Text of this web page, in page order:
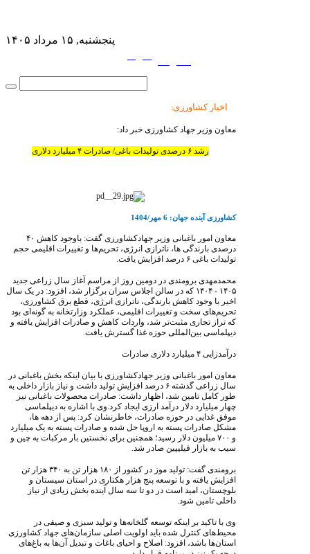
پنجشنبه, ۱۵ مرداد ۱۴۰۵
اخبار کشاورزی:
معاون وزیر جهاد کشاورزی خبر داد:
رشد ۶ درصدی تولیدات باغی/ صادرات ۴ میلیارد دلاری
کشاورزی آینده جهان: 6 مهر/1404
معاون امور باغبانی وزیر جهادکشاورزی گفت: باوجود کاهش ۴۰
درصدی بارندگی ها، ناترازی انرژی، تحریم‌‌ها و تغییرات اقلیمی حجم
تولیدات باغی ۶ درصد افزایش یافت.
محمدمهدی برومندی در دومین روز از مراسم آغاز سال زراعی جدید
۱۴۰۵ - ۱۴۰۴ که در سالن اجلاس سران برگزار شد، افزود: در یک سال
اخیر با وجود کاهش بارندگی، ناترازی انرژی، قطع برق کشاورزی،
تحریم‌های سخت و تغییرات اقلیمی، عملکرد وزارتخانه به گونه‌ای بود
که تراز تجاری مثبت‌تر شد، واردات کاهش و صادرات افزایش یافته و
دیپلماسی بین‌المللی حوزه غذا گسترش یافت.
درآمدزایی ۴ میلیارد دلاری صادرات
معاون امور باغبانی وزیر جهادکشاورزی با بیان اینکه بخش باغبانی در
سال زراعی گذشته ۶ درصد افزایش تولید داشت و نیاز بازار داخلی به
طور کامل تامین شد، اظهار داشت: صادرات محصولات باغبانی نیز
چهار میلیارد دلار درآمد ارزی ایجاد کرد.وی با اشاره به دیپلماسی
موفق غذایی در حوزه صادرات، خاطرنشان کرد: پس از دهه‌ ها،
مشکل صادرات پسته به اروپا حل شده و صادرات پسته به یک میلیارد
و ۷۰۰ میلیون دلار رسید؛ همچنین برای نخستین بار مرکبات به چین و
سیب به بازار فیلیپین صادر شد.
برومندی گفت: تولید موز در کشور از ۱۸۰ هزار تن به ۳۴۰ هزار تن
افزایش یافته و با توسعه پنج هزار هکتاری در استان سیستان و
بلوچستان، امید است در دو تا سه سال آینده بخش زیادی از نیاز
داخلی تامین شود.
وی با تاکید بر اینکه توسعه گلخانه‌ها و تولید سبزی و صیفی در
محیط‌های کنترل‌ شده باید اولویت اصلی سازمان‌های جهاد کشاورزی
استان‌ها باشد، افزود: اصلاح و احیای باغات و تبدیل آن‌ها به باغ‌های